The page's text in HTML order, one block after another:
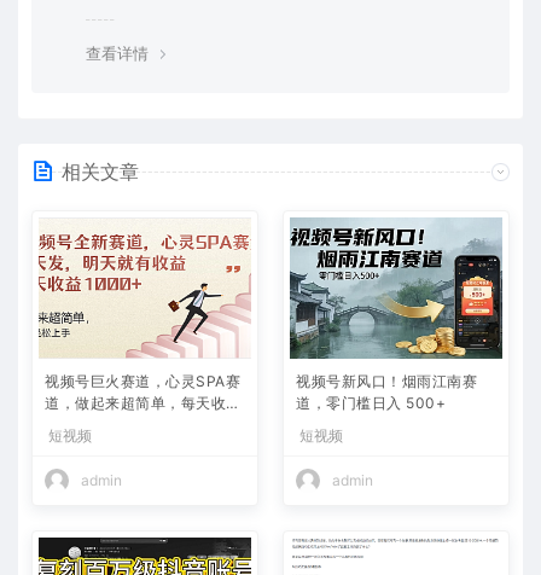
查看详情
相关文章
视频号巨火赛道，心灵SPA赛
道，做起来超简单，每天收益
800+
短视频
admin
视频号新风口！烟雨江南赛
道，零门槛日入 500+
短视频
admin